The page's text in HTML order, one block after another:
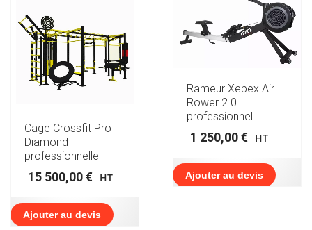
Cage Crossfit Pro
Diamond
professionnelle
15 500,00€ HT
Ajouter au devis
Rameur Xebex Air
Rower 2.0
professionnel
1 250,00€ HT
Ajouter au devis